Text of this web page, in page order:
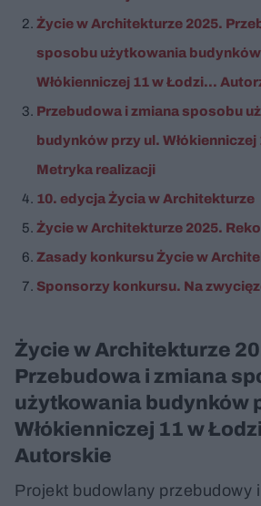
Życie w Architekturze 2025.
sposobu użytkowania
Włókienniczej 11 w Łodzi...
Przebudowa i zmiana sposobu
budynków przy ul. Włókienniczej
Metryka realizacji
10. edycja Życia w Architekturze
Życie w Architekturze 2025.
Zasady konkursu Życie w
Sponsorzy konkursu. Na
Życie w Architekturze
Przebudowa i zmiana
użytkowania budynków
Włókienniczej 11 w
Autorskie
Projekt budowlany przebudowy